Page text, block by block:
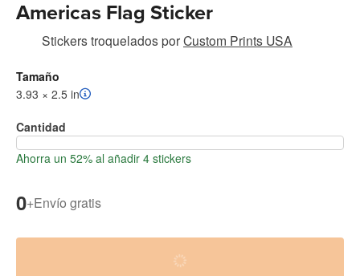
Americas Flag Sticker
Stickers troqueladosporCustom Prints USA
Tamaño
3.93 × 2.5 in
Cantidad
Ahorra un 52% al añadir 4 stickers
0+Envío gratis